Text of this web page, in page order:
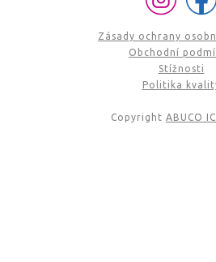
Zásady ochrany
Obchodní
Stížnosti
Politika
Copyright ABUCO